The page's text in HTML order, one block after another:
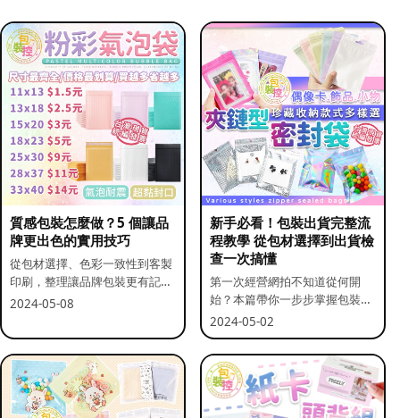
質感包裝怎麼做？5 個讓品
牌更出色的實用技巧
從包材選擇、色彩一致性到客製
印刷，整理讓品牌包裝更有記憶
點的實用做法。
2024-05-08
新手必看！包裝出貨完整流
程教學 從包材選擇到出貨檢
查一次搞懂
第一次經營網拍不知道從何開
始？本篇帶你一步步掌握包裝流
程與出貨前檢查重點。
2024-05-02